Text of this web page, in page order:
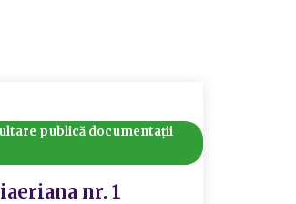
publică documentații
nr. 1